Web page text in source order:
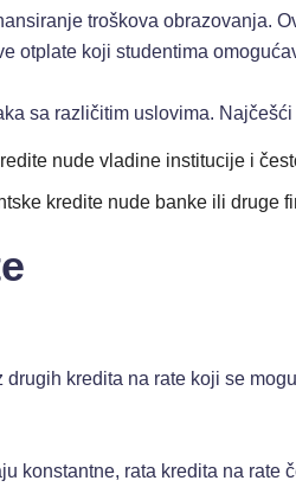
troškova obrazovanja.
otplate koji studentima
sa različitim uslovima.
nude vladine institucije i
kredite nude banke ili druge
kredita na rate koji se
konstantne, rata kredita na